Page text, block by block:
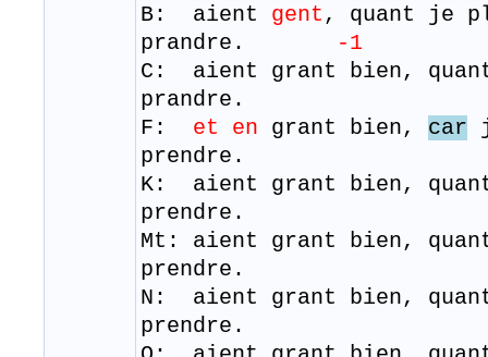
B: aient gent , quant je
prandre.
-1
C: aient grant bien,
prandre.
F: et en grant bien, car
prendre.
K: aient grant bien,
prendre.
Mt: aient grant bien,
prendre.
N: aient grant bien,
prendre.